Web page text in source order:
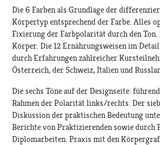
Die 6 Farben als Grundlage der
Körpertyp entsprechend der Farbe. Alles
Fixierung der Farbpolarität durch den
Körper. Die 12 Ernährungsweisen im
durch Erfahrungen zahlreicher
Österreich, der Schweiz, Italien und
Die sechs Töne auf der Designseite:
Rahmen der Polarität links/rechts. Der
Diskussion der praktischen Bedeutung
Berichte von Praktizierenden sowie durch
Diplomarbeiten. Praxis mit den